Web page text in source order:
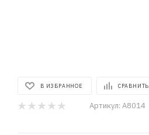
В ИЗБРАННОЕ СРАВНИТЬ
Артикул: A8014